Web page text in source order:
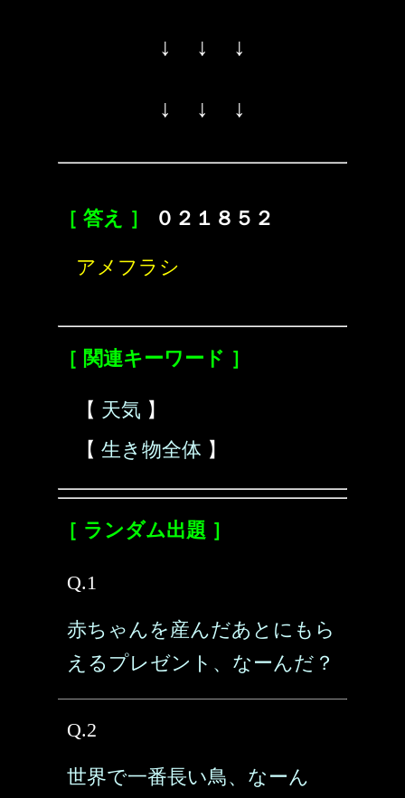
↓ ↓ ↓
↓ ↓ ↓
［ 答え ］ ０２１８５２
アメフラシ
［ 関連キーワード ］
【 天気 】
【 生き物全体 】
［ ランダム出題 ］
Q.1
赤ちゃんを産んだあとにもら
えるプレゼント、なーんだ？
Q.2
世界で一番長い鳥、なーん